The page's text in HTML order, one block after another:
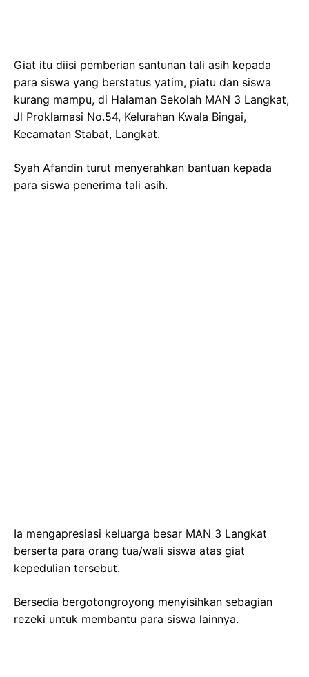
Giat itu diisi pemberian santunan tali asih kepada
para siswa yang berstatus yatim, piatu dan siswa
kurang mampu, di Halaman Sekolah MAN 3 Langkat,
Jl Proklamasi No.54, Kelurahan Kwala Bingai,
Kecamatan Stabat, Langkat.
Syah Afandin turut menyerahkan bantuan kepada
para siswa penerima tali asih.
Ia mengapresiasi keluarga besar MAN 3 Langkat
berserta para orang tua/wali siswa atas giat
kepedulian tersebut.
Bersedia bergotongroyong menyisihkan sebagian
rezeki untuk membantu para siswa lainnya.